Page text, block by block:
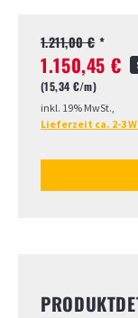
1.211,00 €*
1.150,45 €
(15,34 €/m)
inkl. 19% MwSt.,
Lieferzeit ca. 2-3